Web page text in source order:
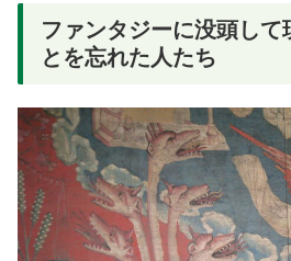
ファンタジーに没頭して
とを忘れた人たち